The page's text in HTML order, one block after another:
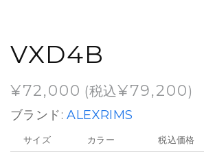
VXD4B
¥72,000 (税込¥79,200)
ブランド:ALEXRIMS
サイズ カラー 税込価格